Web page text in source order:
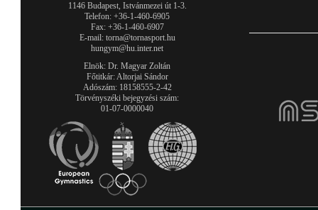
1146 Budapest, Istvánmezei út 1-3.
Telefon: +36-1-460-6905
Fax: +36-1-460-6907
E-mail: torna@tornasport.hu
hungym@hu.inter.net
Elnök: Dr. Magyar Zoltán
Főtitkár: Altorjai Sándor
Adószám: 18158555-2-42
Törvényszéki bejegyzési szám:
01-07-0000040